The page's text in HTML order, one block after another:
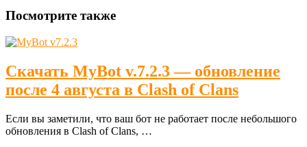
Посмотрите также
Скачать MyBot v.7.2.3 — обновление
после 4 августа в Clash of Clans
Если вы заметили, что ваш бот не работает после небольшого
обновления в Clash of Clans, …